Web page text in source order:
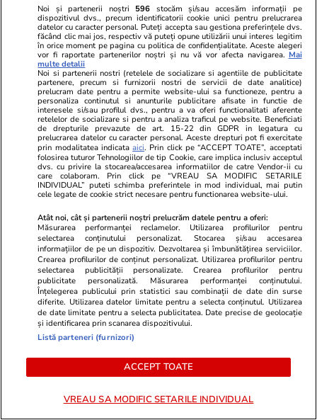
Horoscop 24 iul.
Horoscop 25 iulie 2026.
Balanțele pot descoperi că au
resurse nebănuite, când au
impresia că nu vor mai scăpa de
probleme
De ce să nu păstrezi cartofii
lângă ceapă
Ce este batch cooking și cum îți
Noi și partenerii noștri 596 stocăm și/sau accesăm informații pe
dispozitivul dvs., precum identificatorii cookie unici pentru prelucrarea
datelor cu caracter personal. Puteți accepta sau gestiona preferințele dvs.
făcând clic mai jos, respectiv vă puteți opune utilizării unui interes legitim
în orice moment pe pagina cu politica de confidențialitate. Aceste alegeri
vor fi raportate partenerilor noștri și nu vă vor afecta navigarea. Mai
multe detalii
Noi si partenerii nostri (retelele de socializare si agentiile de publicitate
partenere, precum si furnizorii nostri de servicii de date analitice)
prelucram date pentru a permite website-ului sa functioneze, pentru a
personaliza continutul si anunturile publicitare afisate in functie de
interesele si/sau profilul dvs., pentru a va oferi functionalitati aferente
retelelor de socializare si pentru a analiza traficul pe website. Beneficiati
de drepturile prevazute de art. 15-22 din GDPR in legatura cu
prelucrarea datelor cu caracter personal. Aceste drepturi pot fi exercitate
prin modalitatea indicataaici. Prin click pe “ACCEPT TOATE”, acceptati
folosirea tuturor Tehnologiilor de tip Cookie, care implica inclusiv acceptul
dvs. cu privire la stocarea/accesarea informatiilor de catre Vendor-ii cu
care colaboram. Prin click pe “VREAU SA MODIFIC SETARILE
INDIVIDUAL” puteti schimba preferintele in mod individual, mai putin
cele legate de cookie strict necesare pentru functionarea website-ului.
Atât noi, cât și partenerii noștri prelucrăm datele pentru a oferi:
Măsurarea performanței reclamelor. Utilizarea profilurilor pentru
selectarea conținutului personalizat. Stocarea și/sau accesarea
informațiilor de pe un dispozitiv. Dezvoltarea și îmbunătățirea serviciilor.
Crearea profilurilor de conținut personalizat. Utilizarea profilurilor pentru
selectarea publicității personalizate. Crearea profilurilor pentru
publicitate personalizată. Măsurarea performanței conținutului.
Înțelegerea publicului prin statistici sau combinații de date din surse
diferite. Utilizarea datelor limitate pentru a selecta conținutul. Utilizarea
de date limitate pentru a selecta publicitatea. Date precise de geolocație
și identificarea prin scanarea dispozitivului.
Listă parteneri (furnizori)
ACCEPT TOATE
VREAU SA MODIFIC SETARILE INDIVIDUAL